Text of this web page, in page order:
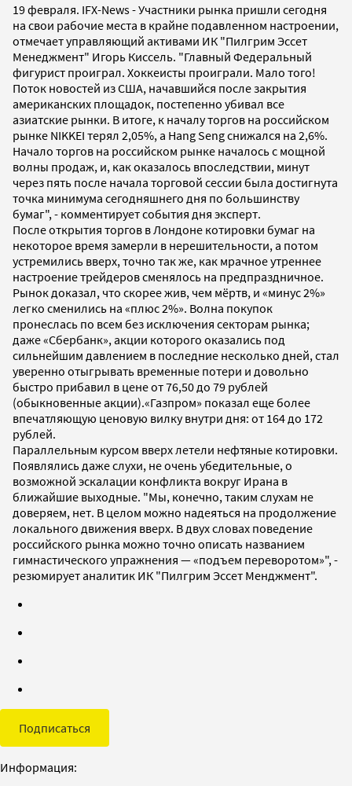
19 февраля. IFX-News - Участники рынка пришли сегодня
на свои рабочие места в крайне подавленном настроении,
отмечает управляющий активами ИК "Пилгрим Эссет
Менеджмент" Игорь Киссель. "Главный Федеральный
фигурист проиграл. Хоккеисты проиграли. Мало того!
Поток новостей из США, начавшийся после закрытия
американских площадок, постепенно убивал все
азиатские рынки. В итоге, к началу торгов на российском
рынке NIKKEI терял 2,05%, а Hang Seng снижался на 2,6%.
Начало торгов на российском рынке началось с мощной
волны продаж, и, как оказалось впоследствии, минут
через пять после начала торговой сессии была достигнута
точка минимума сегодняшнего дня по большинству
бумаг", - комментирует события дня эксперт.
После открытия торгов в Лондоне котировки бумаг на
некоторое время замерли в нерешительности, а потом
устремились вверх, точно так же, как мрачное утреннее
настроение трейдеров сменялось на предпраздничное.
Рынок доказал, что скорее жив, чем мёртв, и «минус 2%»
легко сменились на «плюс 2%». Волна покупок
пронеслась по всем без исключения секторам рынка;
даже «Сбербанк», акции которого оказались под
сильнейшим давлением в последние несколько дней, стал
уверенно отыгрывать временные потери и довольно
быстро прибавил в цене от 76,50 до 79 рублей
(обыкновенные акции).«Газпром» показал еще более
впечатляющую ценовую вилку внутри дня: от 164 до 172
рублей.
Параллельным курсом вверх летели нефтяные котировки.
Появлялись даже слухи, не очень убедительные, о
возможной эскалации конфликта вокруг Ирана в
ближайшие выходные. "Мы, конечно, таким слухам не
доверяем, нет. В целом можно надеяться на продолжение
локального движения вверх. В двух словах поведение
российского рынка можно точно описать названием
гимнастического упражнения — «подъем переворотом»", -
резюмирует аналитик ИК "Пилгрим Эссет Менджмент".
Подписаться
Информация: